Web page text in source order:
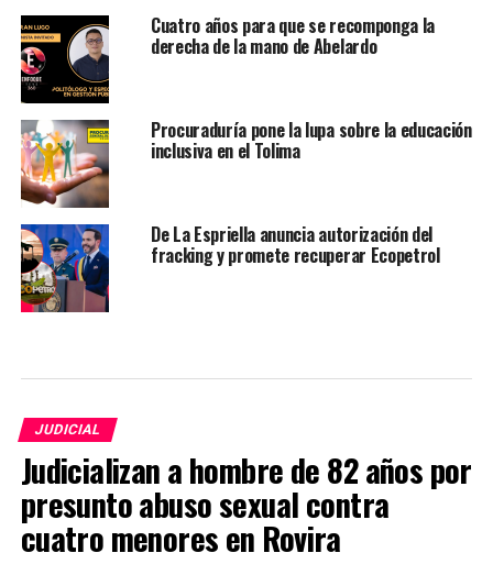
Cuatro años para que se recomponga la
derecha de la mano de Abelardo
Procuraduría pone la lupa sobre la educación
inclusiva en el Tolima
De La Espriella anuncia autorización del
fracking y promete recuperar Ecopetrol
JUDICIAL
Judicializan a hombre de 82 años por
presunto abuso sexual contra
cuatro menores en Rovira